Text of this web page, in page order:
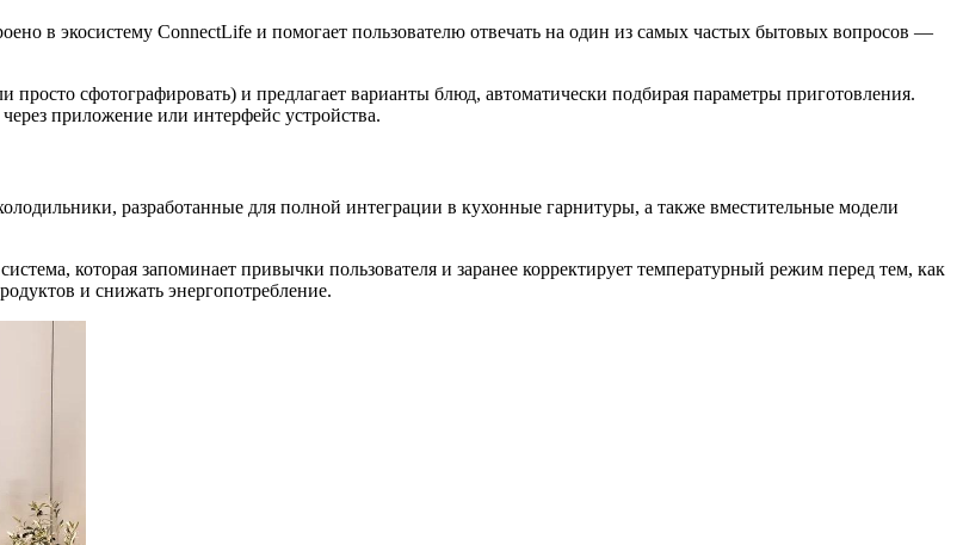
в экосистему ConnectLife и помогает пользователю отвечать на один из самых частых бытовых вопросов —
сфотографировать) и предлагает варианты блюд, автоматически подбирая параметры приготовления.
приложение или интерфейс устройства.
разработанные для полной интеграции в кухонные гарнитуры, а также вместительные модели
которая запоминает привычки пользователя и заранее корректирует температурный режим перед тем, как
и снижать энергопотребление.